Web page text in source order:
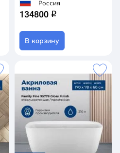
Россия
134800 q
В корзину